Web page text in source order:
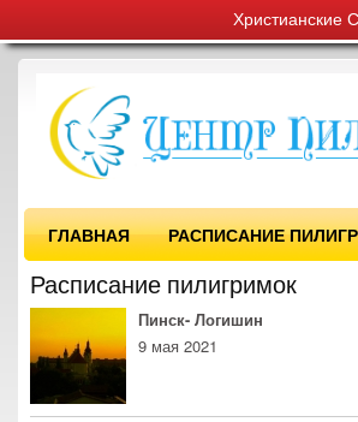
Христианские
ГЛАВНАЯ РАСПИСАНИЕ
Расписание пилигримок
Пинск- Логишин
9 мая 2021